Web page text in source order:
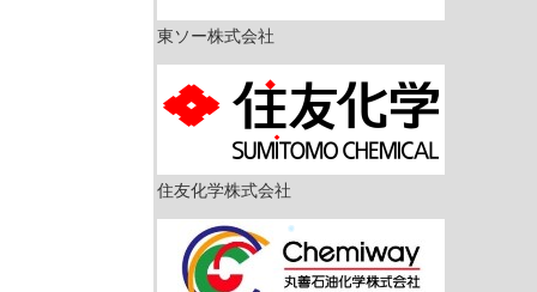
東ソー株式会社
住友化学株式会社